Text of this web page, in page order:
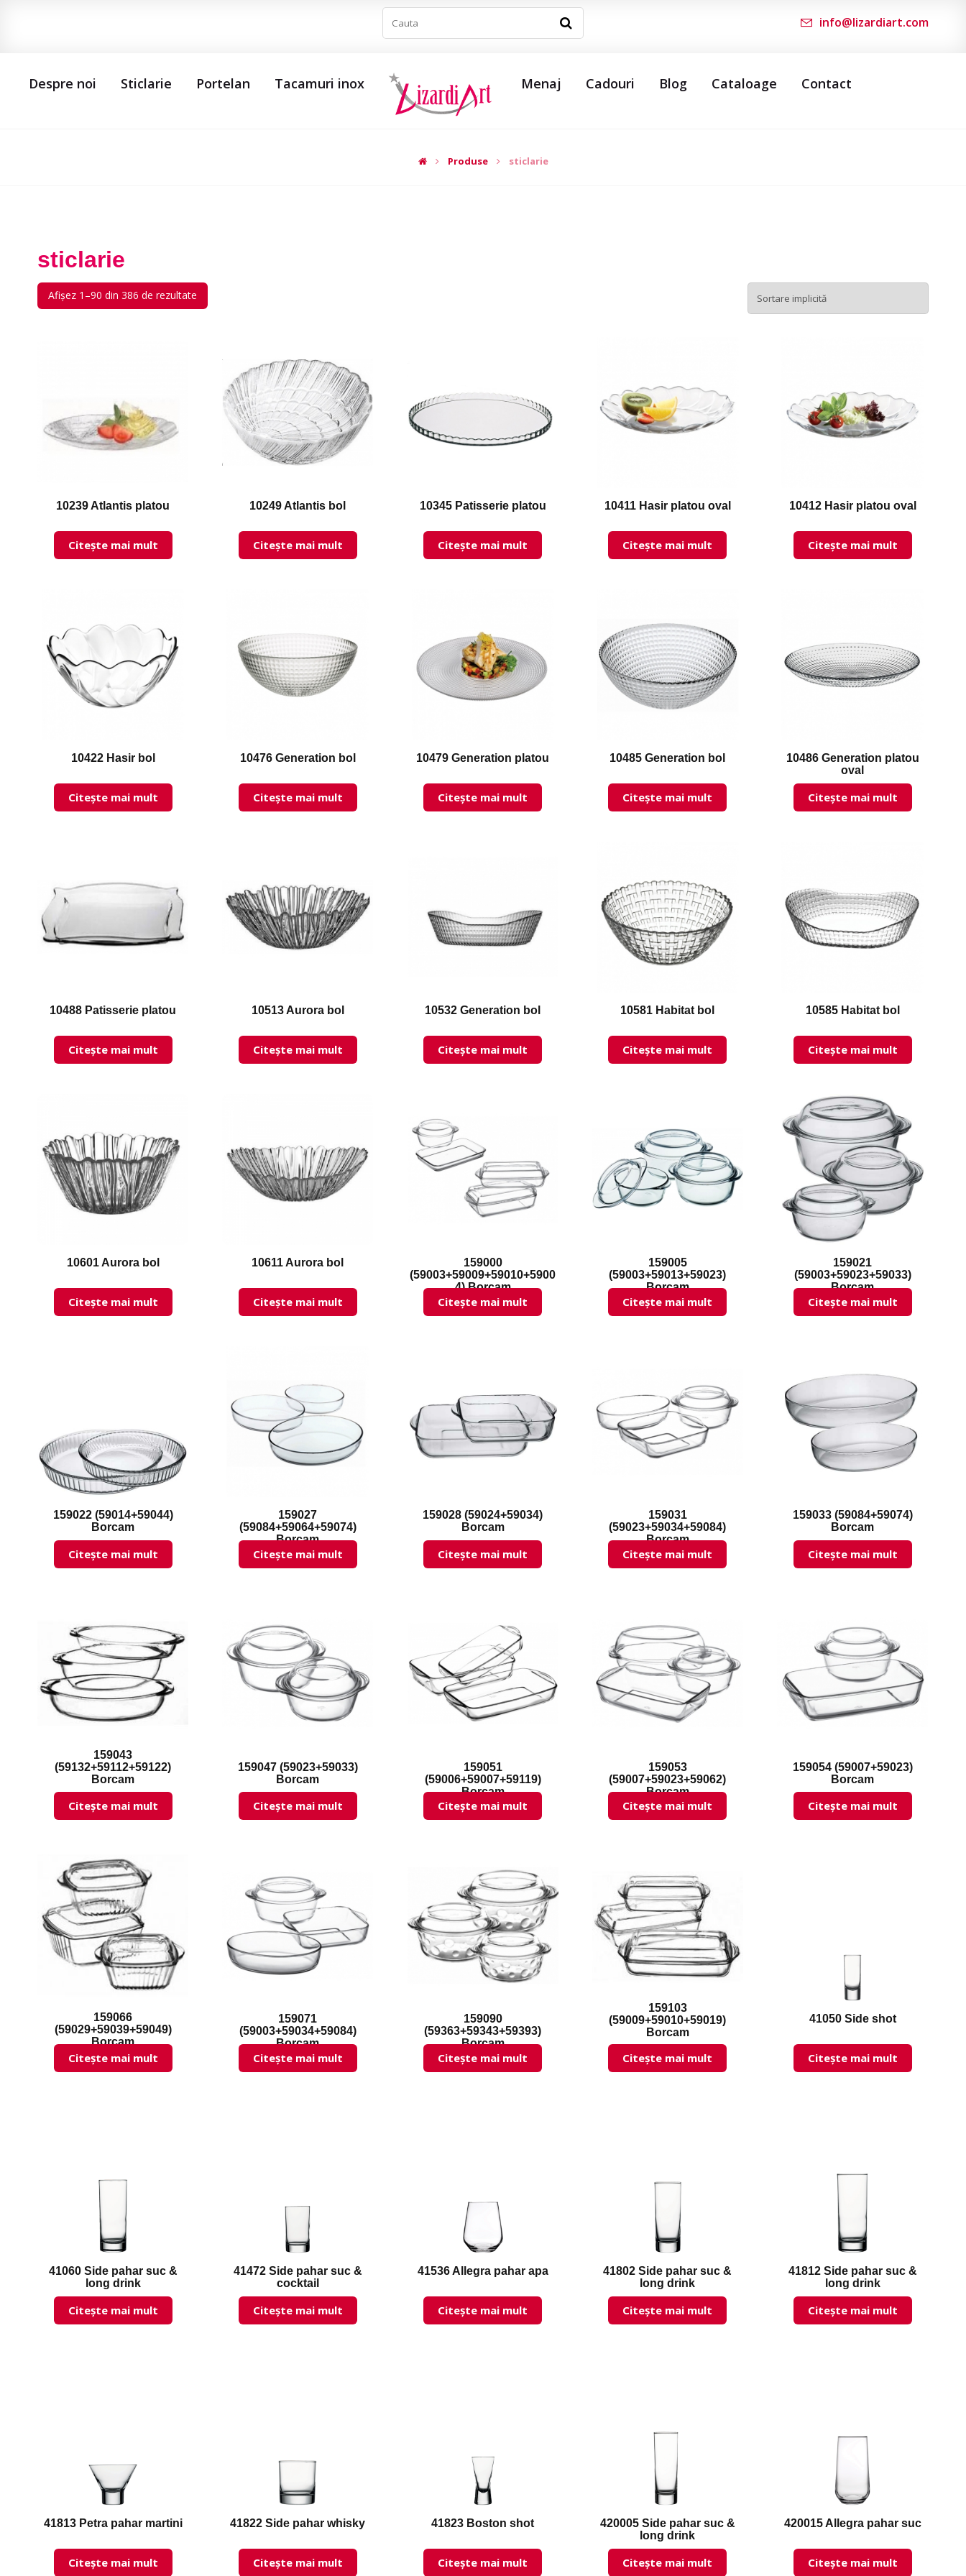
info@lizardiart.com
Despre noi Sticlarie Portelan Tacamuri inox Menaj Cadouri Blog Cataloage Contact
Produse sticlarie
sticlarie
Afișez 1–90 din 386 de rezultate
10239 Atlantis platou
Citește mai mult
10249 Atlantis bol
Citește mai mult
10345 Patisserie platou
Citește mai mult
10411 Hasir platou oval
Citește mai mult
10412 Hasir platou oval
Citește mai mult
10422 Hasir bol
Citește mai mult
10476 Generation bol
Citește mai mult
10479 Generation platou
Citește mai mult
10485 Generation bol
Citește mai mult
10486 Generation platou
oval
Citește mai mult
10488 Patisserie platou
Citește mai mult
10513 Aurora bol
Citește mai mult
10532 Generation bol
Citește mai mult
10581 Habitat bol
Citește mai mult
10585 Habitat bol
Citește mai mult
10601 Aurora bol
Citește mai mult
10611 Aurora bol
Citește mai mult
159000
(59003+59009+59010+5900
4) Borcam
Citește mai mult
159005
(59003+59013+59023)
Borcam
Citește mai mult
159021
(59003+59023+59033)
Borcam
Citește mai mult
159022 (59014+59044)
Borcam
Citește mai mult
159027
(59084+59064+59074)
Borcam
Citește mai mult
159028 (59024+59034)
Borcam
Citește mai mult
159031
(59023+59034+59084)
Borcam
Citește mai mult
159033 (59084+59074)
Borcam
Citește mai mult
159043
(59132+59112+59122)
Borcam
Citește mai mult
159047 (59023+59033)
Borcam
Citește mai mult
159051
(59006+59007+59119)
Borcam
Citește mai mult
159053
(59007+59023+59062)
Borcam
Citește mai mult
159054 (59007+59023)
Borcam
Citește mai mult
159066
(59029+59039+59049)
Borcam
Citește mai mult
159071
(59003+59034+59084)
Borcam
Citește mai mult
159090
(59363+59343+59393)
Borcam
Citește mai mult
159103
(59009+59010+59019)
Borcam
Citește mai mult
41050 Side shot
Citește mai mult
41060 Side pahar suc &
long drink
Citește mai mult
41472 Side pahar suc &
cocktail
Citește mai mult
41536 Allegra pahar apa
Citește mai mult
41802 Side pahar suc &
long drink
Citește mai mult
41812 Side pahar suc &
long drink
Citește mai mult
41813 Petra pahar martini
Citește mai mult
41822 Side pahar whisky
Citește mai mult
41823 Boston shot
Citește mai mult
420005 Side pahar suc &
long drink
Citește mai mult
420015 Allegra pahar suc
Citește mai mult